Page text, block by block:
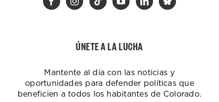
ÚNETE A LA LUCHA
Mantente al día con las noticias y
oportunidades para defender políticas que
beneficien a todos los habitantes de Colorado.